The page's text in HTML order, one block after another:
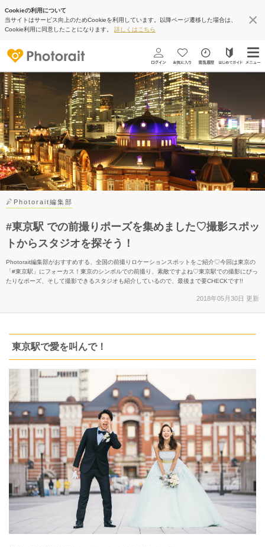
Cookieの利用について
当サイトはサービス向上のためCookieを利用しています。以降ページ遷移した場合は、
Cookie利用に同意したことになります。 詳しくはこちら
Photorait編集部
#東京駅 での前撮りポーズを集めました♡撮影スポッ
トからスタジオを探そう！
Photorait編集部がおすすめする、全国の前撮りロケーションスポットをご紹介♡今回は東京の
「#東京駅」にフォーカス！東京のシンボルでの前撮り、素敵ですよね♡東京駅での撮影にぴっ
たりなポーズ、そして撮影できるスタジオも紹介しているので、最後まで要CHECKです!!
2018年05月30日 更新
東京駅で愛を叫んで！